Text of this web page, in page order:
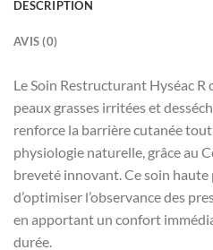
DESCRIPTION
AVIS (0)
Le Soin Restructurant Hyséac R
peaux grasses irritées et
renforce la barrière cutanée
physiologie naturelle, grâce au
breveté innovant. Ce soin
d’optimiser l’observance des
en apportant un confort
durée.